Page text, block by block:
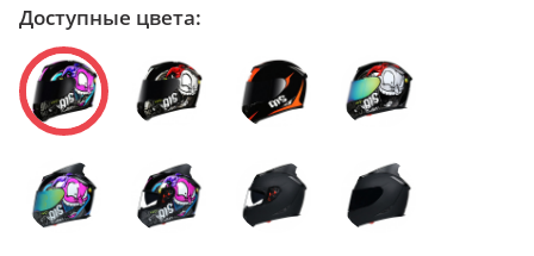
Доступные цвета: